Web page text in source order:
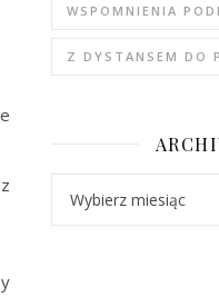
WSPOMNIENIA
Z DYSTANSEM DO